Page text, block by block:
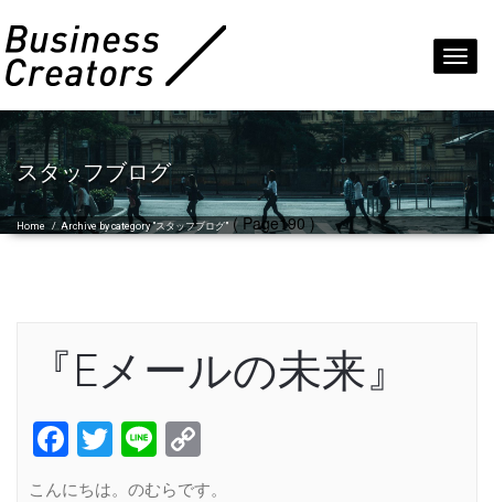
スタッフブログ
Home /Archive by category "スタッフブログ"( Page190 )
『Eメールの未来』
Facebook
Twitter
Line
Link
こんにちは。のむらです。